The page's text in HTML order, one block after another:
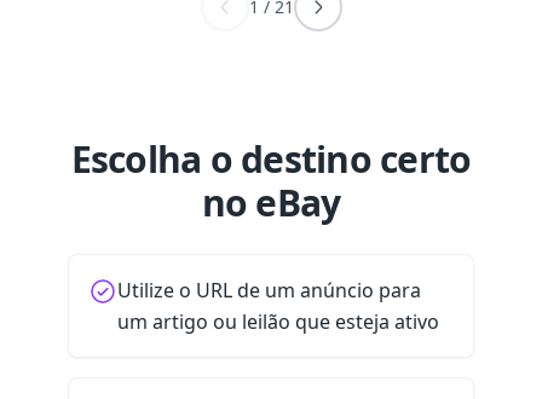
1 / 21
Escolha o destino certo
no eBay
Utilize o URL de um anúncio para
um artigo ou leilão que esteja ativo